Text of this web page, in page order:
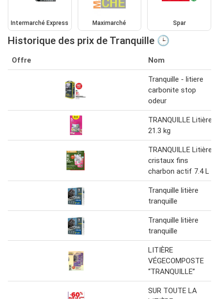
Intermarché Express Maximarché Spar
Historique des prix de Tranquille 🕒
Offre Nom
Tranquille - litiere
carbonite stop
odeur
TRANQUILLE Litière
21.3 kg
TRANQUILLE Litière
cristaux fins
charbon actif 7.4 L
Tranquille litière
tranquille
Tranquille litière
tranquille
LITIÈRE
VÉGECOMPOSTE
“TRANQUILLE”
SUR TOUTE LA